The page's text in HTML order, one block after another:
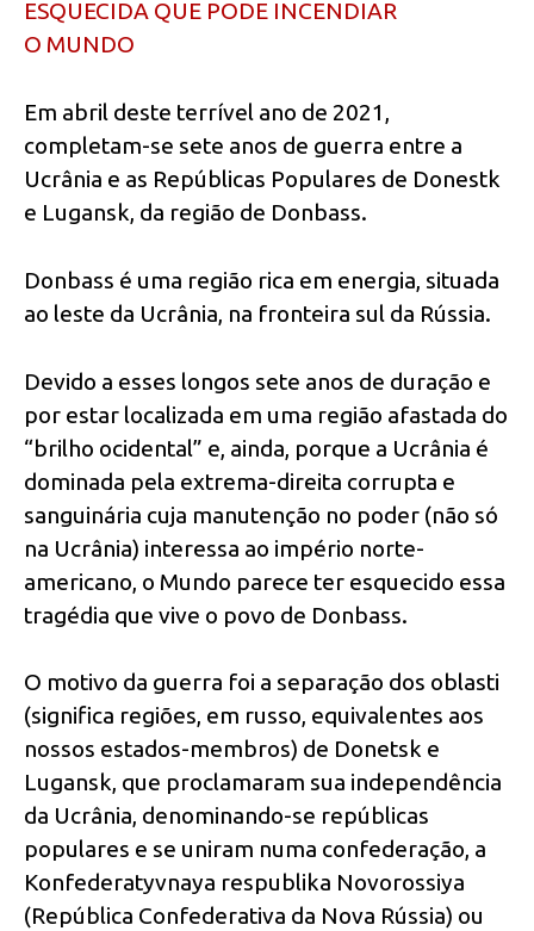
ESQUECIDA QUE PODE INCENDIAR
O MUNDO
Em abril deste terrível ano de 2021,
completam-se sete anos de guerra entre a
Ucrânia e as Repúblicas Populares de Donestk
e Lugansk, da região de Donbass.
Donbass é uma região rica em energia, situada
ao leste da Ucrânia, na fronteira sul da Rússia.
Devido a esses longos sete anos de duração e
por estar localizada em uma região afastada do
“brilho ocidental” e, ainda, porque a Ucrânia é
dominada pela extrema-direita corrupta e
sanguinária cuja manutenção no poder (não só
na Ucrânia) interessa ao império norte-
americano, o Mundo parece ter esquecido essa
tragédia que vive o povo de Donbass.
O motivo da guerra foi a separação dos oblasti
(significa regiões, em russo, equivalentes aos
nossos estados-membros) de Donetsk e
Lugansk, que proclamaram sua independência
da Ucrânia, denominando-se repúblicas
populares e se uniram numa confederação, a
Konfederatyvnaya respublika Novorossiya
(República Confederativa da Nova Rússia) ou